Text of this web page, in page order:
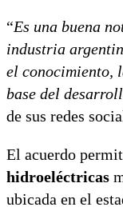
“Es una buena
industria
el conocimiento,
base del
de sus redes
El acuerdo
hidroeléctricas
ubicada en el